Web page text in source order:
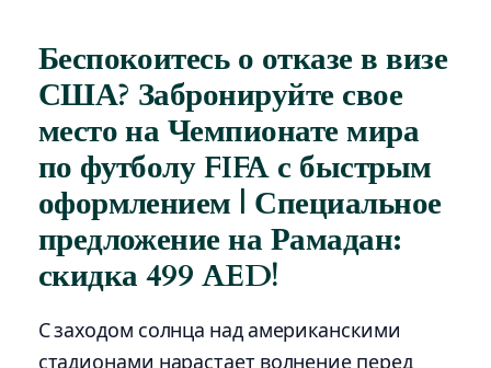
Беспокоитесь о отказе в визе
США? Забронируйте свое
место на Чемпионате мира
по футболу FIFA с быстрым
оформлением | Специальное
предложение на Рамадан:
скидка 499 AED!
С заходом солнца над американскими
стадионами нарастает волнение перед